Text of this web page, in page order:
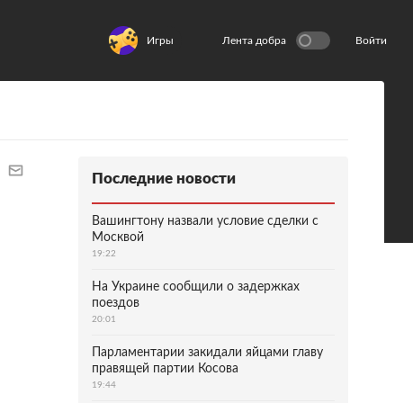
Игры Лента добра Войти
Последние новости
Вашингтону назвали условие сделки с
Москвой
19:22
На Украине сообщили о задержках
поездов
20:01
Парламентарии закидали яйцами главу
правящей партии Косова
19:44